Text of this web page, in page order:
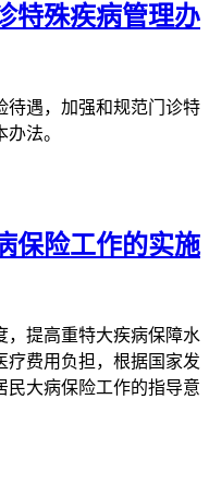
特殊疾病管理办
待遇，加强和规范门诊特
法。
保险工作的实施
，提高重特大疾病保障水
疗费用负担，根据国家发
民大病保险工作的指导意